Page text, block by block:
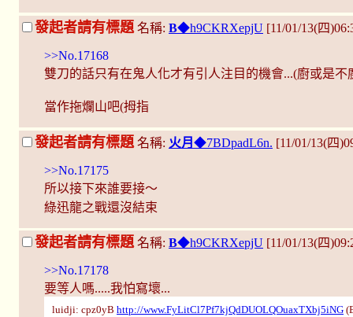
發起者請有標題 名稱: B◆h9CKRXepjU [11/01/13(四
>>No.17168
雙刀的話只有在鬼人化才有引人注目的機會...(廚或是不
當作拖爛山吧(拇指
發起者請有標題 名稱: 火月 ◆7BDpadL6n. [11/01/13(四
>>No.17175
所以接下來誰要接～
綠迅龍之戰還沒結束
發起者請有標題 名稱: B◆h9CKRXepjU [11/01/13(四
>>No.17178
要等人嗎.....我怕寫壞...
luidji: cpz0yB http://www.FyLitCl7Pf7kjQdDUOLQOuaxTXbj5iNG